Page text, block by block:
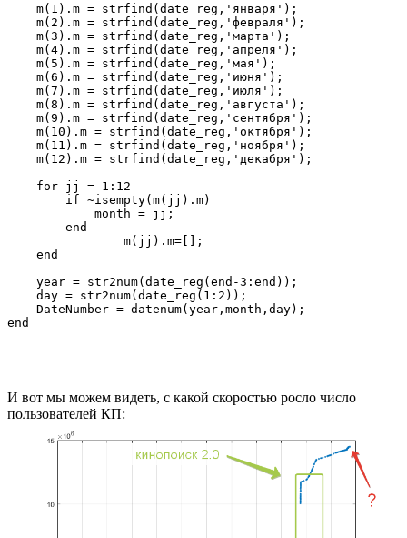
    m(1).m = strfind(date_reg,'января');
    m(2).m = strfind(date_reg,'февраля');
    m(3).m = strfind(date_reg,'марта');
    m(4).m = strfind(date_reg,'апреля');
    m(5).m = strfind(date_reg,'мая');
    m(6).m = strfind(date_reg,'июня');
    m(7).m = strfind(date_reg,'июля');
    m(8).m = strfind(date_reg,'августа');
    m(9).m = strfind(date_reg,'сентября');
    m(10).m = strfind(date_reg,'октября');
    m(11).m = strfind(date_reg,'ноября');
    m(12).m = strfind(date_reg,'декабря');
    for jj = 1:12
        if ~isempty(m(jj).m)
            month = jj;
        end
    end
    year = str2num(date_reg(end-3:end));
    day = str2num(date_reg(1:2));
    DateNumber = datenum(year,month,day);
end
И вот мы можем видеть, с какой скоростью росло число
пользователей КП: